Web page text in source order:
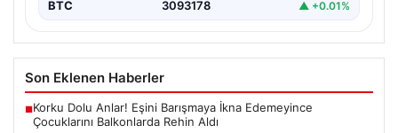
BTC 3093178 ▲ +0.01%
Son Eklenen Haberler
■Korku Dolu Anlar! Eşini Barışmaya İkna Edemeyince
Çocuklarını Balkonlarda Rehin Aldı